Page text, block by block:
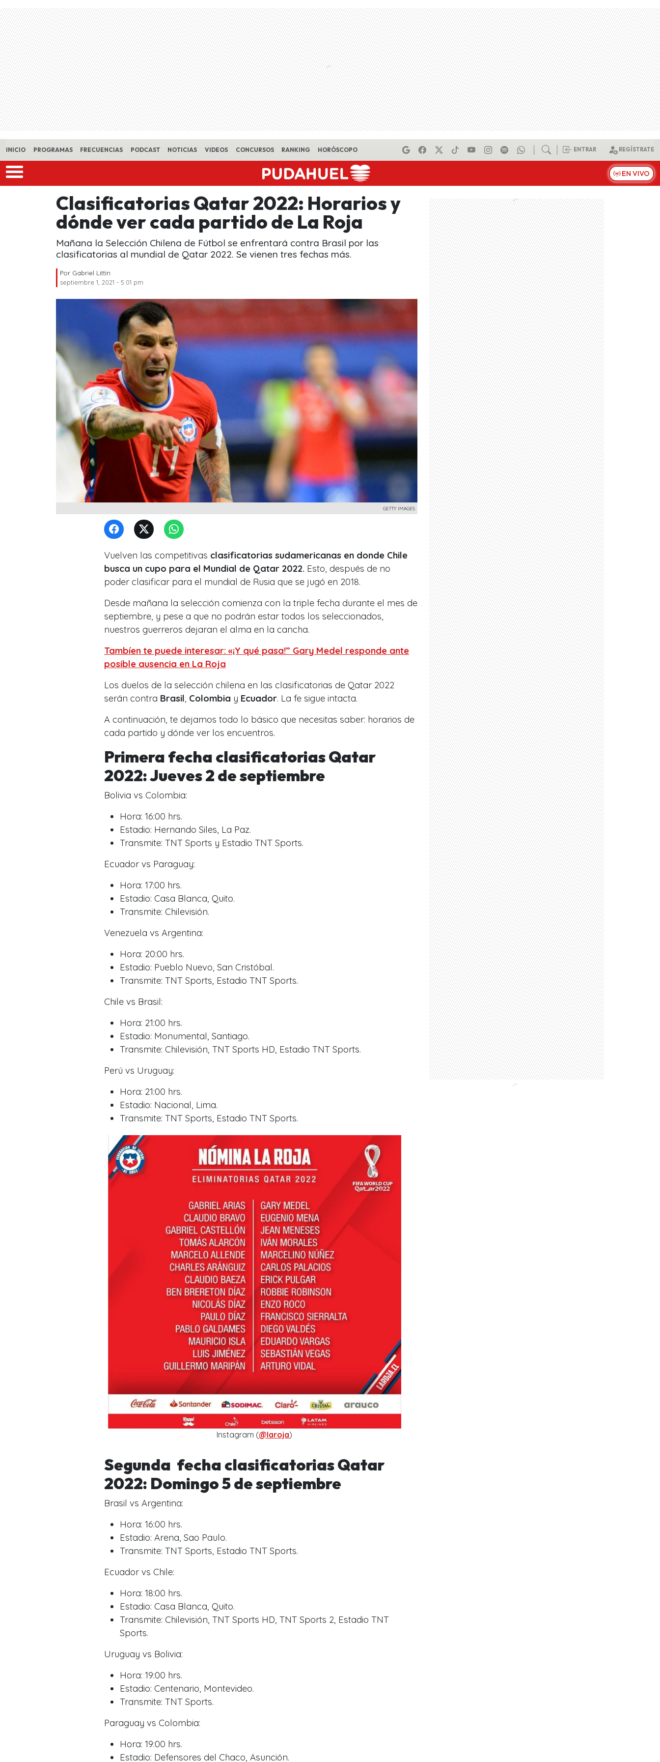
Skip to main content
INICIO PROGRAMAS FRECUENCIAS PODCAST NOTICIAS VIDEOS CONCURSOS RANKING HORÓSCOPO ENTRAR REGÍSTRATE
EN VIVO
Clasificatorias Qatar 2022: Horarios y
dónde ver cada partido de La Roja
Mañana la Selección Chilena de Fútbol se enfrentará contra Brasil por las
clasificatorias al mundial de Qatar 2022. Se vienen tres fechas más.
Por Gabriel Littin
septiembre 1, 2021 - 5:01 pm
GETTY IMAGES
Vuelven las competitivas clasificatorias sudamericanas en donde Chile
busca un cupo para el Mundial de Qatar 2022. Esto, después de no
poder clasificar para el mundial de Rusia que se jugó en 2018.
Desde mañana la selección comienza con la triple fecha durante el mes de
septiembre, y pese a que no podrán estar todos los seleccionados,
nuestros guerreros dejaran el alma en la cancha.
Tambíen te puede interesar: «¡Y qué pasa!” Gary Medel responde ante
posible ausencia en La Roja
Los duelos de la selección chilena en las clasificatorias de Qatar 2022
serán contra Brasil Colombia y Ecuador. La fe sigue intacta.
A continuación, te dejamos todo lo básico que necesitas saber: horarios de
cada partido y dónde ver los encuentros.
Primera fecha clasificatorias Qatar
2022: Jueves 2 de septiembre
Bolivia vs Colombia:
Hora: 16:00 hrs.
Estadio: Hernando Siles, La Paz.
Transmite: TNT Sports y Estadio TNT Sports.
Ecuador vs Paraguay:
Hora: 17:00 hrs.
Estadio: Casa Blanca, Quito.
Transmite: Chilevisión.
Venezuela vs Argentina:
Hora: 20:00 hrs.
Estadio: Pueblo Nuevo, San Cristóbal.
Transmite: TNT Sports, Estadio TNT Sports.
Chile vs Brasil:
Hora: 21:00 hrs.
Estadio: Monumental, Santiago.
Transmite: Chilevisión, TNT Sports HD, Estadio TNT Sports.
Perú vs Uruguay:
Hora: 21:00 hrs.
Estadio: Nacional, Lima.
Transmite: TNT Sports, Estadio TNT Sports.
Instagram (@laroja)
Segunda fecha clasificatorias Qatar
2022: Domingo 5 de septiembre
Brasil vs Argentina:
Hora: 16:00 hrs.
Estadio: Arena, Sao Paulo.
Transmite: TNT Sports, Estadio TNT Sports.
Ecuador vs Chile:
Hora: 18:00 hrs.
Estadio: Casa Blanca, Quito.
Transmite: Chilevisión, TNT Sports HD, TNT Sports 2, Estadio TNT
Sports.
Uruguay vs Bolivia:
Hora: 19:00 hrs.
Estadio: Centenario, Montevideo.
Transmite: TNT Sports.
Paraguay vs Colombia:
Hora: 19:00 hrs.
Estadio: Defensores del Chaco, Asunción.